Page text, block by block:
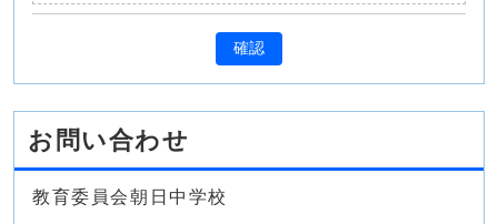
確認
お問い合わせ
教育委員会朝日中学校